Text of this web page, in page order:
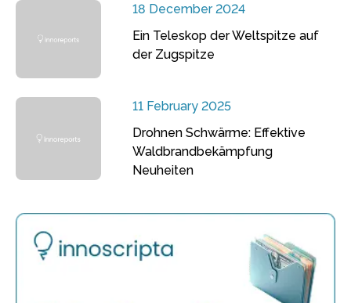
18 December 2024
Ein Teleskop der Weltspitze auf
der Zugspitze
11 February 2025
Drohnen Schwärme: Effektive
Waldbrandbekämpfung
Neuheiten